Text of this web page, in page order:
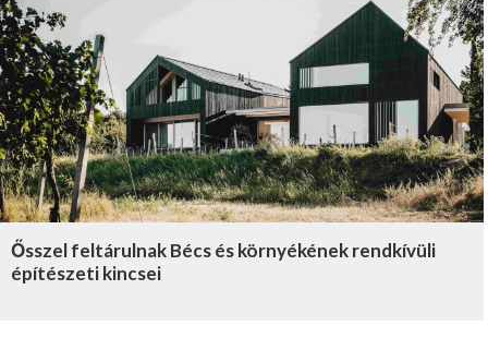
Ősszel feltárulnak Bécs és környékének rendkívüli
építészeti kincsei